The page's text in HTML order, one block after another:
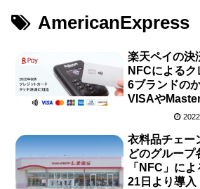
AmericanExpress
楽天ペイの決
NFCによる
6ブランドの
VISAや
衣料品チェー
どのグループ
「NFC」に
21日より導